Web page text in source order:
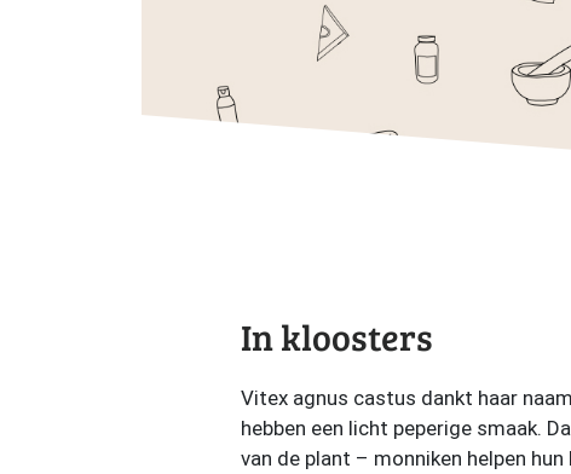
In kloosters
Vitex agnus castus dankt haar
hebben een licht peperige smaak.
van de plant – monniken helpen